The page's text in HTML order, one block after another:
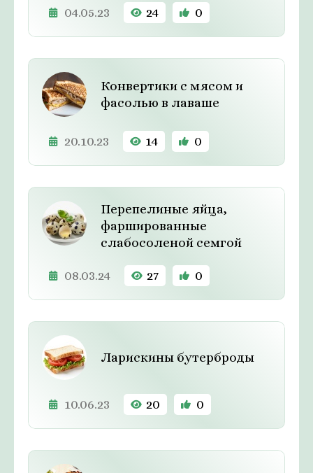
04.05.23 24 0
Конвертики с мясом и
фасолью в лаваше
20.10.23 14 0
Перепелиные яйца,
фаршированные
слабосоленой семгой
08.03.24 27 0
Ларискины бутерброды
10.06.23 20 0